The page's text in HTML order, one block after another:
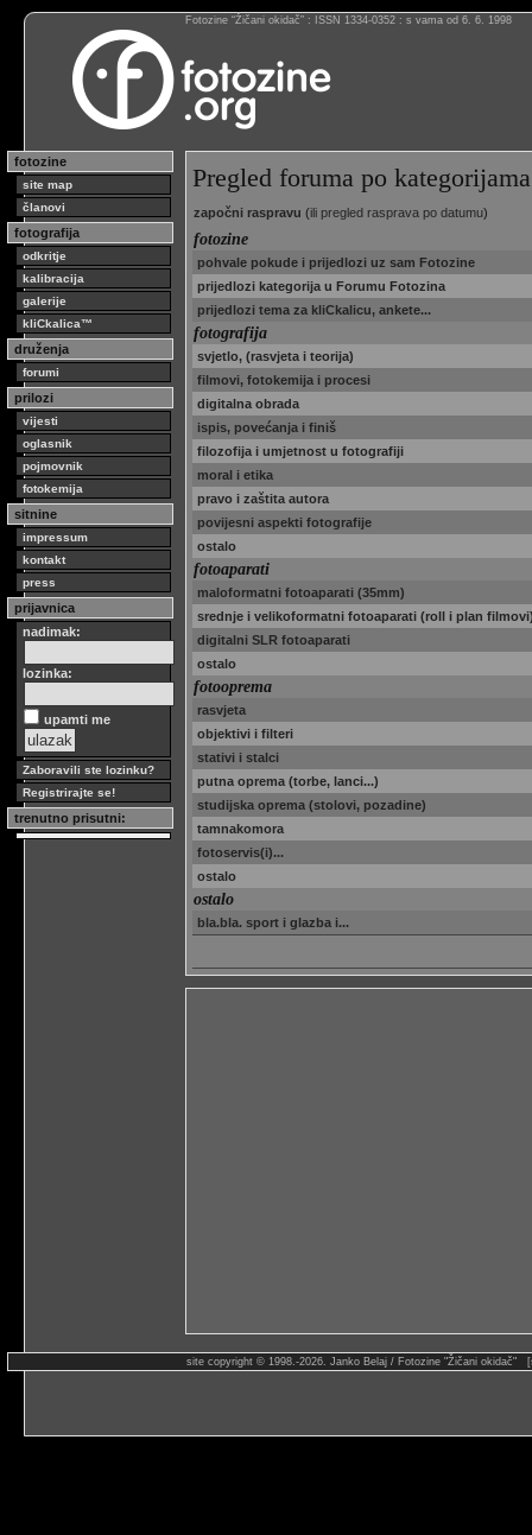
Fotozine “Žičani okidač” : ISSN 1334-0352 : s vama od 6. 6. 1998
fotozine
site map
članovi
fotografija
odkritje
kalibracija
galerije
kliCkalica™
druženja
forumi
prilozi
vijesti
oglasnik
pojmovnik
fotokemija
sitnine
impressum
kontakt
press
prijavnica
nadimak:
lozinka:
upamti me
Zaboravili ste lozinku?
Registrirajte se!
trenutno prisutni:
Pregled foruma po kategorijama
započni raspravu (ili pregled rasprava po datumu)
fotozine
pohvale pokude i prijedlozi uz sam Fotozine
prijedlozi kategorija u Forumu Fotozina
prijedlozi tema za kliCkalicu, ankete...
fotografija
svjetlo, (rasvjeta i teorija)
filmovi, fotokemija i procesi
digitalna obrada
ispis, povećanja i finiš
filozofija i umjetnost u fotografiji
moral i etika
pravo i zaštita autora
povijesni aspekti fotografije
ostalo
fotoaparati
maloformatni fotoaparati (35mm)
srednje i velikoformatni fotoaparati (roll i plan
digitalni SLR fotoaparati
ostalo
fotooprema
rasvjeta
objektivi i filteri
stativi i stalci
putna oprema (torbe, lanci...)
studijska oprema (stolovi, pozadine)
tamnakomora
fotoservis(i)...
ostalo
ostalo
bla.bla. sport i glazba i...
site copyright © 1998.-2026. Janko Belaj / Fotozine "Žičani okidač"